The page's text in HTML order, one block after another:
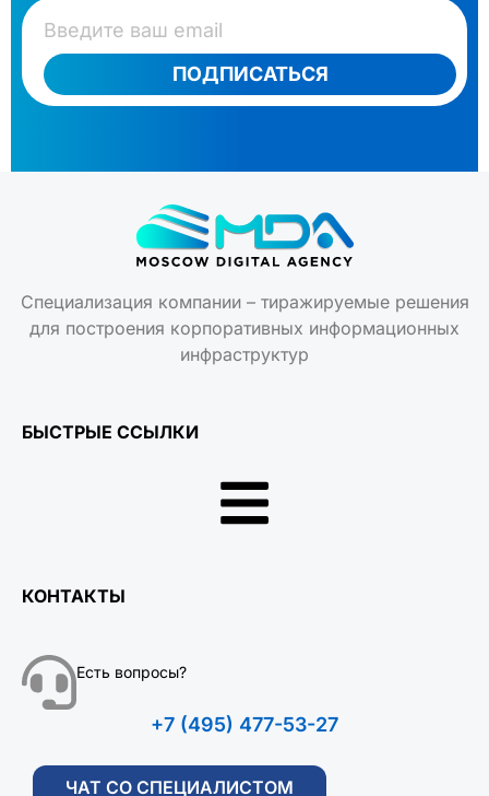
ПОДПИСАТЬСЯ
Специализация компании – тиражируемые решения
для построения корпоративных информационных
инфраструктур
БЫСТРЫЕ ССЫЛКИ
КОНТАКТЫ
Есть вопросы?
+7 (495) 477-53-27
ЧАТ СО СПЕЦИАЛИСТОМ